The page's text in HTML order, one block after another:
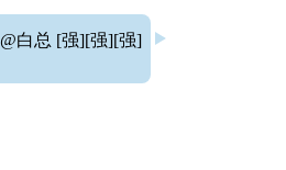
@白总 [强][强][强]